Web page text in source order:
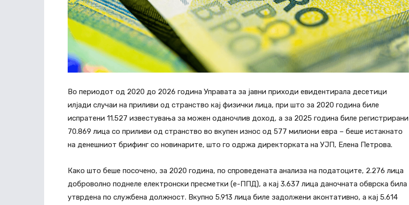
Во периодот од 2020 до 2026 година Управата за јавни приходи евидентирала десетици
илјади случаи на приливи од странство кај физички лица, при што за 2020 година биле
испратени 11.527 известувања за можен оданочлив доход, а за 2025 година биле регистрирани
70.869 лица со приливи од странство во вкупен износ од 577 милиони евра – беше истакнато
на денешниот брифинг со новинарите, што го одржа директорката на УЈП, Елена Петрова.
Како што беше посочено, за 2020 година, по спроведената анализа на податоците, 2.276 лица
доброволно поднеле електронски пресметки (е-ППД), а кај 3.637 лица даночната обврска била
утврдена по службена должност. Вкупно 5.913 лица биле задолжени аконтативно, а кај 5.614